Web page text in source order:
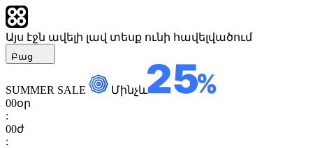
Այս էջն ավելի լավ տեսք ունի հավելվածում
Բաց
SUMMER SALE
Մինչև
00օր
:
00ժ
: